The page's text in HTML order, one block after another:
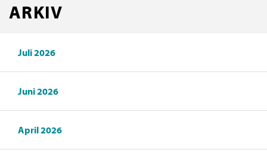
ARKIV
Juli 2026
Juni 2026
April 2026